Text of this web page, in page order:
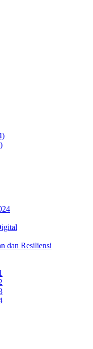
dan Resiliensi